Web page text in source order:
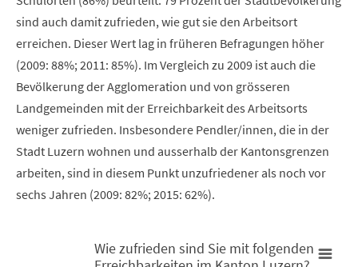
sind auch damit zufrieden, wie gut sie den Arbeitsort
erreichen. Dieser Wert lag in früheren Befragungen höher
(2009: 88%; 2011: 85%). Im Vergleich zu 2009 ist auch die
Bevölkerung der Agglomeration und von grösseren
Landgemeinden mit der Erreichbarkeit des Arbeitsorts
weniger zufrieden. Insbesondere Pendler/innen, die in der
Stadt Luzern wohnen und ausserhalb der Kantonsgrenzen
arbeiten, sind in diesem Punkt unzufriedener als noch vor
sechs Jahren (2009: 82%; 2015: 62%).
Wie zufrieden sind Sie mit folgenden